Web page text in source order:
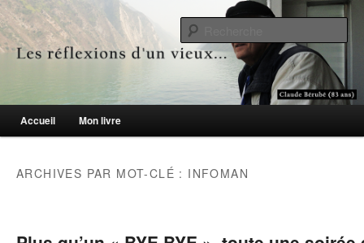
Les réflexions d'un vieux…
Le blogue des aînés de 65 ans et +
Menu principal
Aller au contenu principal
Aller au contenu secondaire
Accueil Mon livre
ARCHIVES PAR MOT-CLÉ : INFOMAN